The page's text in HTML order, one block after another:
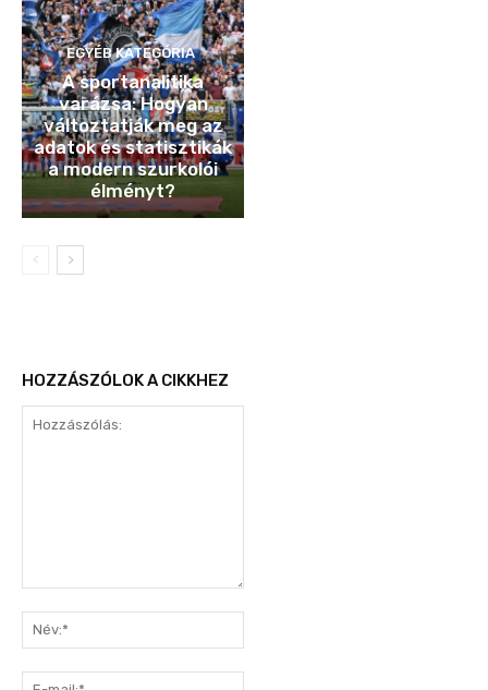
EGYÉB KATEGÓRIA
A sportanalitika
varázsa: Hogyan
változtatják meg az
adatok és statisztikák
a modern szurkolói
élményt?
HOZZÁSZÓLOK A CIKKHEZ